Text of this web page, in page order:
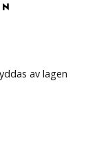
av lagen